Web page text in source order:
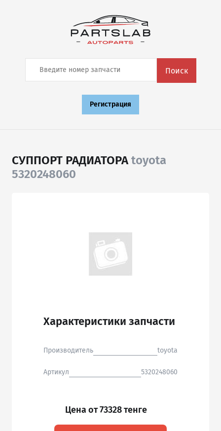
Поиск
Регистрация
СУППОРТ РАДИАТОРАtoyota
5320248060
Характеристики запчасти
Производитель toyota
Артикул 5320248060
Цена от 73328 тенге